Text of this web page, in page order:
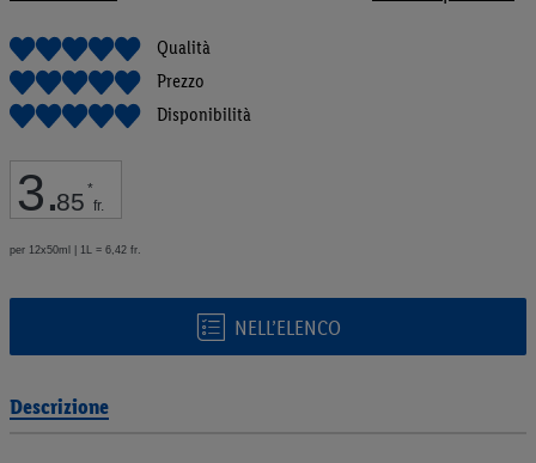
Qualità
Prezzo
Disponibilità
3.85 *
fr.
per 12x50ml | 1L = 6,42 fr.
NELL’ELENCO
di
immagini
Descrizione